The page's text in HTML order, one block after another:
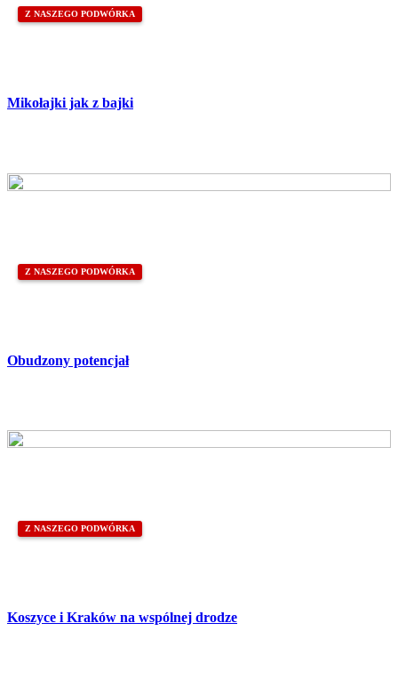
Z NASZEGO PODWÓRKA
Mikołajki jak z bajki
Z NASZEGO PODWÓRKA
Obudzony potencjał
Z NASZEGO PODWÓRKA
Koszyce i Kraków na wspólnej drodze